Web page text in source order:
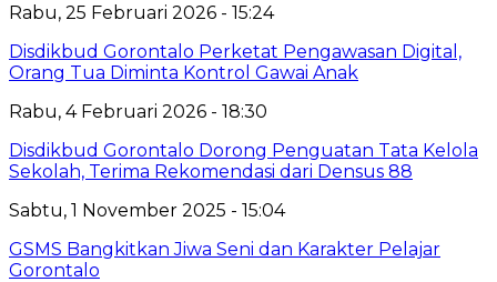
Rabu, 25 Februari 2026 - 15:24
Disdikbud Gorontalo Perketat Pengawasan Digital,
Orang Tua Diminta Kontrol Gawai Anak
Rabu, 4 Februari 2026 - 18:30
Disdikbud Gorontalo Dorong Penguatan Tata Kelola
Sekolah, Terima Rekomendasi dari Densus 88
Sabtu, 1 November 2025 - 15:04
GSMS Bangkitkan Jiwa Seni dan Karakter Pelajar
Gorontalo